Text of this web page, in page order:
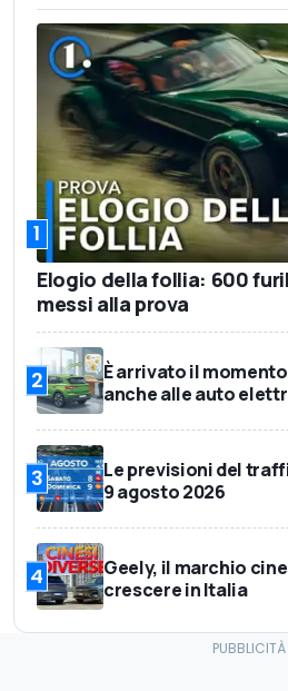
1
Elogio della follia: 600
messi alla prova
2
È arrivato il
anche alle auto
3
Le previsioni del
9 agosto 2026
4
Geely, il marchio
crescere in Italia